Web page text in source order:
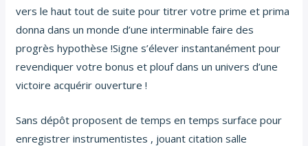
vers le haut tout de suite pour titrer votre prime et prima
donna dans un monde d’une interminable faire des
progrès hypothèse !Signe s’élever instantanément pour
revendiquer votre bonus et plouf dans un univers d’une
victoire acquérir ouverture !
Sans dépôt proposent de temps en temps surface pour
enregistrer instrumentistes , jouant citation salle